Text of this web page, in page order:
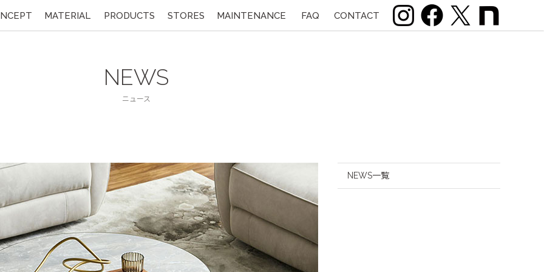
MATERIAL PRODUCTS STORES MAINTENANCE FAQ CONTACT
NEWS
ニュース
NEWS一覧